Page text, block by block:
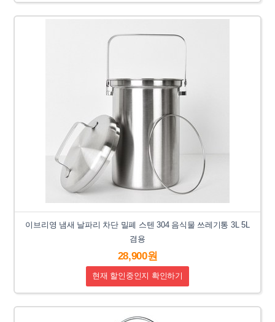
이브리영 냄새 날파리 차단 밀폐 스텐 304 음식물 쓰레기통 3L 5L
겸용
28,900원
현재 할인중인지 확인하기